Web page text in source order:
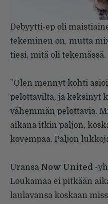
Debyytti-ep oli
tekeminen on, mutta
tiesi, mitä oli tekemässä.
”Olen mennyt kohti
pelottavilta, ja keksinyt
vähemmän pelottavia.
aikana itkin paljon,
kovempaa. Paljon
Uransa Now United -
Loukamaa ei pitkään
laulavansa koskaan